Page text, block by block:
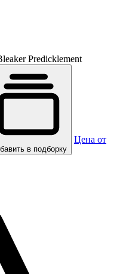
Predicklement
в подборку
Цена от